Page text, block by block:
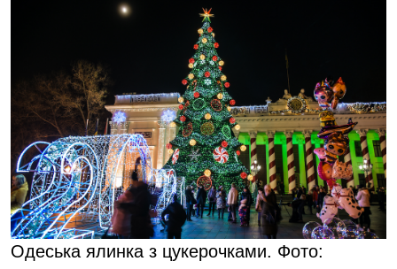
Одеська ялинка з цукерочками. Фото: